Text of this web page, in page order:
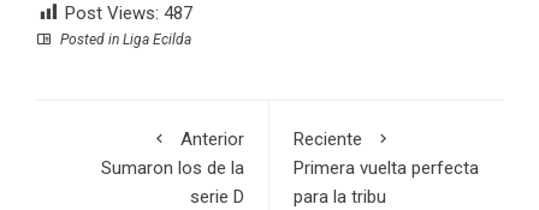
Post Views: 487
Posted in Liga Ecilda
Anterior
Sumaron los de la
serie D
Reciente
Primera vuelta perfecta
para la tribu